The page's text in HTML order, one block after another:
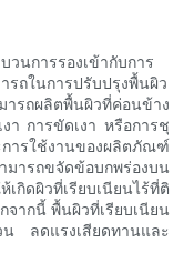
วนการรองเข้ากับการ
รถในการปรับปรุงพื้นผิว
รถผลิตพื้นผิวที่ค่อนข้าง
า การขัดเงา หรือการชุ
ารใช้งานของผลิตภัณฑ์
ารถขจัดข้อบกพร่องบน
ดผิวที่เรียบเนียนไร้ที่ติ
จากนี้ พื้นผิวที่เรียบเนียน
น ลดแรงเสียดทานและ